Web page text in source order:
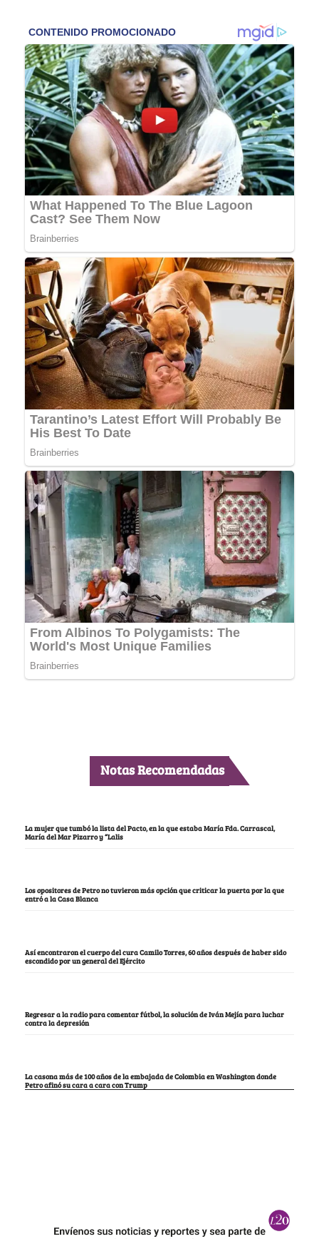
Notas Recomendadas
La mujer que tumbó la lista del Pacto, en la que estaba María Fda. Carrascal,
María del Mar Pizarro y “Lalis
Los opositores de Petro no tuvieron más opción que criticar la puerta por la que
entró a la Casa Blanca
Así encontraron el cuerpo del cura Camilo Torres, 60 años después de haber sido
escondido por un general del Ejército
Regresar a la radio para comentar fútbol, la solución de Iván Mejía para luchar
contra la depresión
La casona más de 100 años de la embajada de Colombia en Washington donde
Petro afinó su cara a cara con Trump